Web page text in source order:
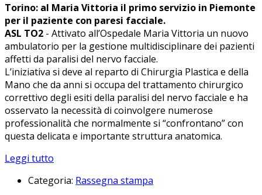
Torino: al Maria Vittoria il primo servizio in Piemonte
per il paziente con paresi facciale.
ASL TO2 - Attivato all’Ospedale Maria Vittoria un nuovo
ambulatorio per la gestione multidisciplinare dei pazienti
affetti da paralisi del nervo facciale.
L’iniziativa si deve al reparto di Chirurgia Plastica e della
Mano che da anni si occupa del trattamento chirurgico
correttivo degli esiti della paralisi del nervo facciale e ha
osservato la necessità di coinvolgere numerose
professionalità che normalmente si “confrontano” con
questa delicata e importante struttura anatomica.
Leggi tutto
Categoria: Rassegna stampa